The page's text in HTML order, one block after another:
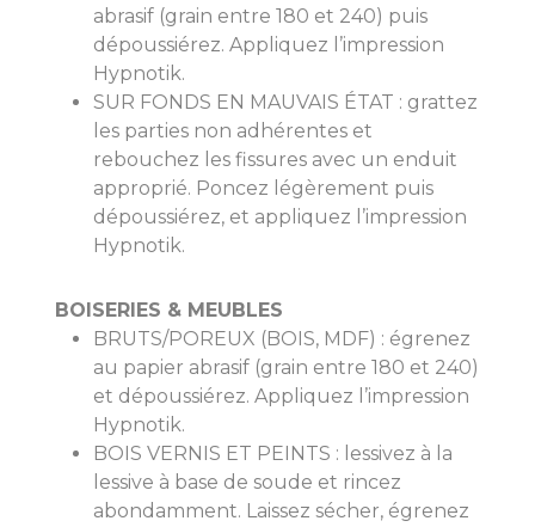
abrasif (grain entre 180 et 240) puis
dépoussiérez. Appliquez l’impression
Hypnotik.
SUR FONDS EN MAUVAIS ÉTAT : grattez
les parties non adhérentes et
rebouchez les fissures avec un enduit
approprié. Poncez légèrement puis
dépoussiérez, et appliquez l’impression
Hypnotik.
BOISERIES & MEUBLES
BRUTS/POREUX (BOIS, MDF) : égrenez
au papier abrasif (grain entre 180 et 240)
et dépoussiérez. Appliquez l’impression
Hypnotik.
BOIS VERNIS ET PEINTS : lessivez à la
lessive à base de soude et rincez
abondamment. Laissez sécher, égrenez